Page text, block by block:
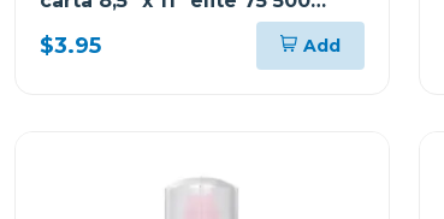
hojas 20 lb
$3.95 Add